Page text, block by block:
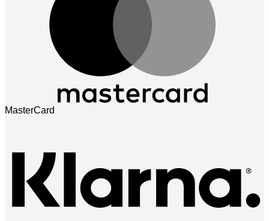
MasterCard